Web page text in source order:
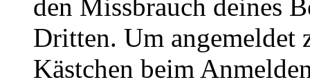
den Missbrauch deines
Dritten. Um angemeldet
Kästchen beim